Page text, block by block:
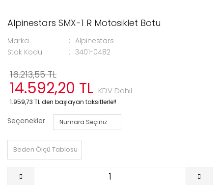
Alpinestars SMX-1 R Motosiklet Botu
Marka
Alpinestars
Stok Kodu
3401-0482
16.213,55 TL
14.592,20 TL KDV Dahil
1.959,73 TL den başlayan taksitlerle!!
Seçenekler
Beden Ölçü Tablosu